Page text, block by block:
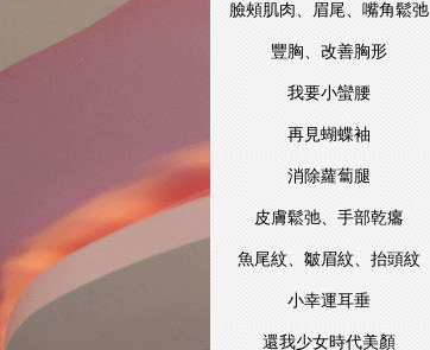
臉頰肌肉、眉尾、嘴角鬆弛
豐胸、改善胸形
我要小蠻腰
再見蝴蝶袖
消除蘿蔔腿
皮膚鬆弛、手部乾癟
魚尾紋、皺眉紋、抬頭紋
小幸運耳垂
還我少女時代美顏